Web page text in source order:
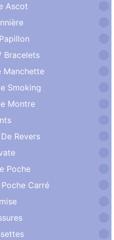
Ascot
Bracelets
Manchette
Smoking
Montre
Revers
Poche
Carré